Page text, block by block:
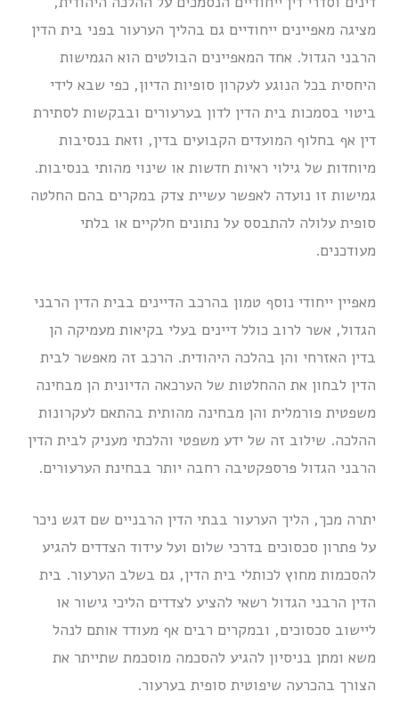
מציגה מאפיינים ייחודיים גם בהליך הערעור בפני בית הדין
הרבני הגדול. אחד המאפיינים הבולטים הוא הגמישות
היחסית בכל הנוגע לעקרון סופיות הדיון, כפי שבא לידי
ביטוי בסמכות בית הדין לדון בערעורים ובבקשות לסתירת
דין אף בחלוף המועדים הקבועים בדין, וזאת בנסיבות
מיוחדות של גילוי ראיות חדשות או שינוי מהותי בנסיבות.
גמישות זו נועדה לאפשר עשיית צדק במקרים בהם החלטה
סופית עלולה להתבסס על נתונים חלקיים או בלתי
מעודכנים.
מאפיין ייחודי נוסף טמון בהרכב הדיינים בבית הדין הרבני
הגדול, אשר לרוב כולל דיינים בעלי בקיאות מעמיקה הן
בדין האזרחי והן בהלכה היהודית. הרכב זה מאפשר לבית
הדין לבחון את ההחלטות של הערכאה הדיונית הן מבחינה
משפטית פורמלית והן מבחינה מהותית בהתאם לעקרונות
ההלכה. שילוב זה של ידע משפטי והלכתי מעניק לבית הדין
הרבני הגדול פרספקטיבה רחבה יותר בבחינת הערעורים.
יתרה מכך, הליך הערעור בבתי הדין הרבניים שם דגש ניכר
על פתרון סכסוכים בדרכי שלום ועל עידוד הצדדים להגיע
להסכמות מחוץ לכותלי בית הדין, גם בשלב הערעור. בית
הדין הרבני הגדול רשאי להציע לצדדים הליכי גישור או
ליישוב סכסוכים, ובמקרים רבים אף מעודד אותם לנהל
משא ומתן בניסיון להגיע להסכמה מוסכמת שתייתר את
הצורך בהכרעה שיפוטית סופית בערעור.